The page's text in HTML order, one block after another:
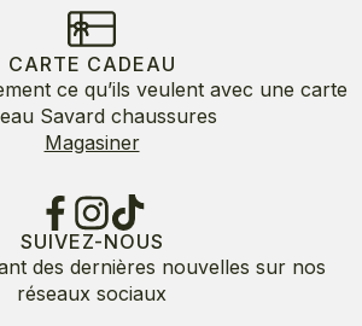
CARTE CADEAU
ce qu’ils veulent avec une carte
Savard chaussures
Magasiner
SUIVEZ-NOUS
des dernières nouvelles sur nos
réseaux sociaux